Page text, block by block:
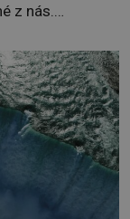
z nás.
jedny z míst,
Uznávaná
doposud